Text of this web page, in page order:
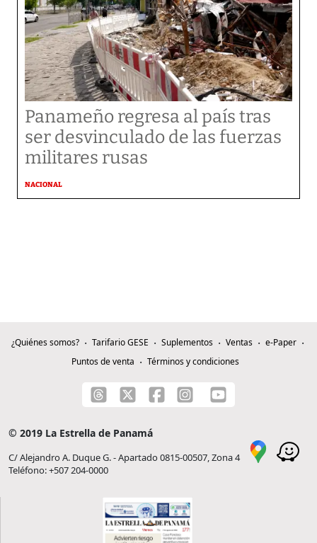
Panameño regresa al país tras
ser desvinculado de las fuerzas
militares rusas
NACIONAL
¿Quiénes somos? Tarifario GESE Suplementos Ventas
e-Paper
Puntos de venta
Términos y condiciones
© 2019 La Estrella de Panamá
C/ Alejandro A. Duque G. - Apartado 0815-00507, Zona 4
Teléfono: +507 204-0000